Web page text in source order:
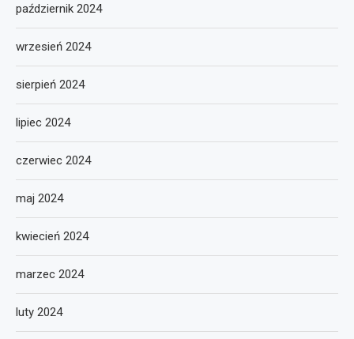
październik 2024
wrzesień 2024
sierpień 2024
lipiec 2024
czerwiec 2024
maj 2024
kwiecień 2024
marzec 2024
luty 2024